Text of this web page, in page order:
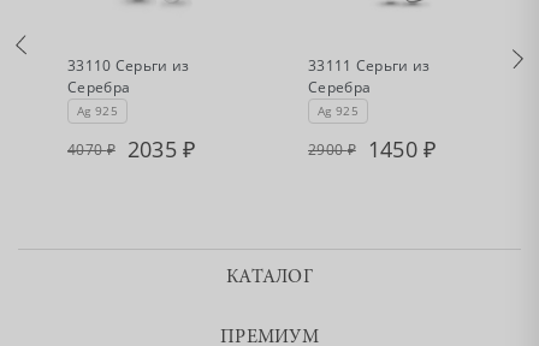
33110 Серьги из
Серебра
Ag 925
4070 2035
33111 Серьги из
Серебра
Ag 925
2900 1450
КАТАЛОГ
ПРЕМИУМ